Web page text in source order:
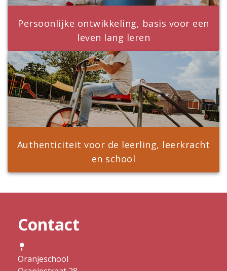
Persoonlijke ontwikkeling, basis voor een
leven lang leren
Authenticiteit voor de leerling, leerkracht
en school
Contact
Oranjeschool